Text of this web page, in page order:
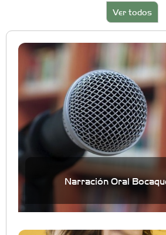
Ver todos
Narración Oral